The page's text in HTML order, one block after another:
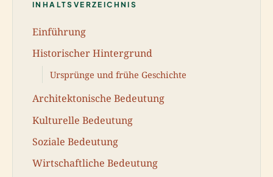
INHALTSVERZEICHNIS
Einführung
Historischer Hintergrund
Ursprünge und frühe Geschichte
Architektonische Bedeutung
Kulturelle Bedeutung
Soziale Bedeutung
Wirtschaftliche Bedeutung